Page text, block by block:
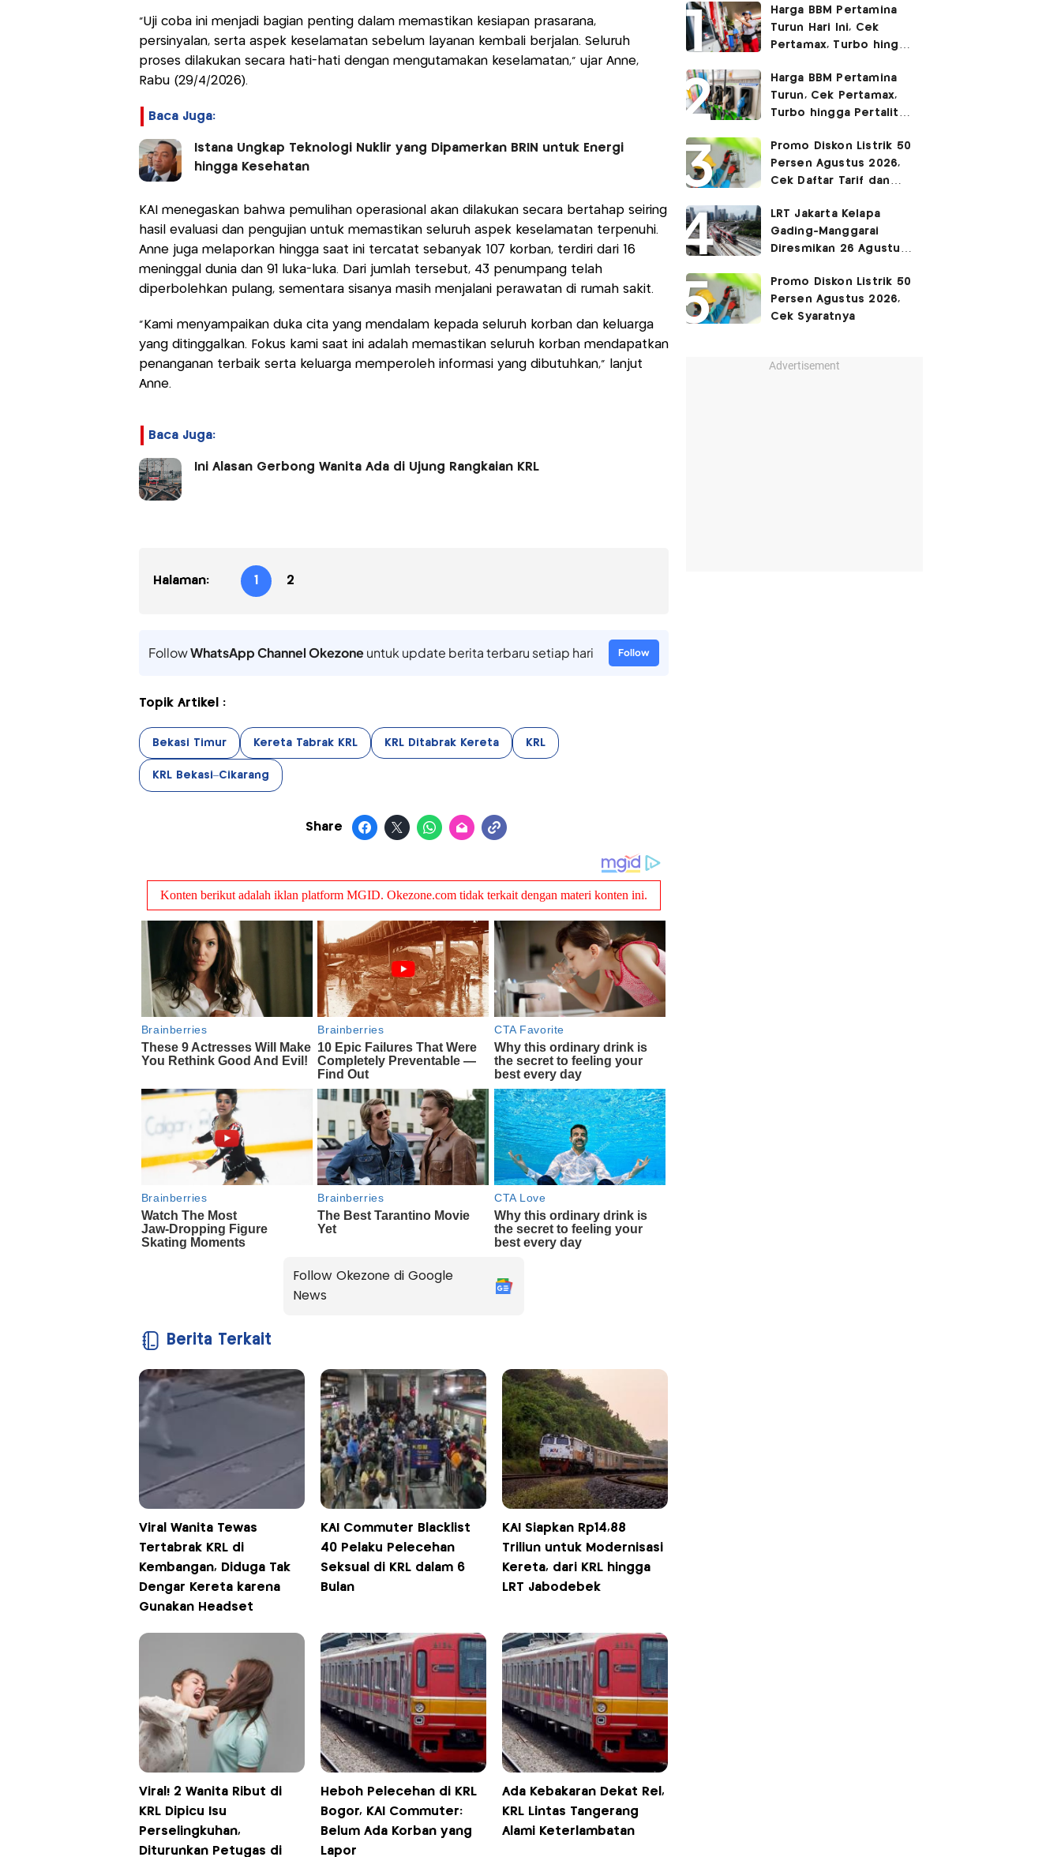
“Uji coba ini menjadi bagian penting dalam memastikan kesiapan prasarana,
persinyalan, serta aspek keselamatan sebelum layanan kembali berjalan. Seluruh
proses dilakukan secara hati-hati dengan mengutamakan keselamatan,” ujar Anne,
Rabu (29/4/2026).
Baca Juga:
Istana Ungkap Teknologi Nuklir yang Dipamerkan BRIN untuk Energi
hingga Kesehatan
KAI menegaskan bahwa pemulihan operasional akan dilakukan secara bertahap seiring
hasil evaluasi dan pengujian untuk memastikan seluruh aspek keselamatan terpenuhi.
Anne juga melaporkan hingga saat ini tercatat sebanyak 107 korban, terdiri dari 16
meninggal dunia dan 91 luka-luka. Dari jumlah tersebut, 43 penumpang telah
diperbolehkan pulang, sementara sisanya masih menjalani perawatan di rumah sakit.
“Kami menyampaikan duka cita yang mendalam kepada seluruh korban dan keluarga
yang ditinggalkan. Fokus kami saat ini adalah memastikan seluruh korban mendapatkan
penanganan terbaik serta keluarga memperoleh informasi yang dibutuhkan,” lanjut
Anne.
Baca Juga:
Ini Alasan Gerbong Wanita Ada di Ujung Rangkaian KRL
Halaman: 1 2
FollowWhatsApp Channel Okezoneuntuk update berita terbaru setiap hari Follow
Topik Artikel :
Bekasi Timur Kereta Tabrak KRL KRL Ditabrak Kereta KRL
KRL Bekasi–Cikarang
Share
Follow Okezone di Google
News
Berita Terkait
Viral Wanita Tewas
Tertabrak KRL di
Kembangan, Diduga Tak
Dengar Kereta karena
Gunakan Headset
KAI Commuter Blacklist
40 Pelaku Pelecehan
Seksual di KRL dalam 6
Bulan
KAI Siapkan Rp14,88
Triliun untuk Modernisasi
Kereta, dari KRL hingga
LRT Jabodebek
Viral! 2 Wanita Ribut di
KRL Dipicu Isu
Perselingkuhan,
Diturunkan Petugas di
Heboh Pelecehan di KRL
Bogor, KAI Commuter:
Belum Ada Korban yang
Lapor
Ada Kebakaran Dekat Rel,
KRL Lintas Tangerang
Alami Keterlambatan
Harga BBM Pertamina
Turun Hari Ini, Cek
Pertamax, Turbo hingga
2026
Harga BBM Pertamina
Turun, Cek Pertamax,
Turbo hingga Pertalite
Promo Diskon Listrik 50
Persen Agustus 2026,
Cek Daftar Tarif dan
LRT Jakarta Kelapa
Gading-Manggarai
Diresmikan 26 Agustus
Promo Diskon Listrik 50
Persen Agustus 2026,
Cek Syaratnya
Advertisement